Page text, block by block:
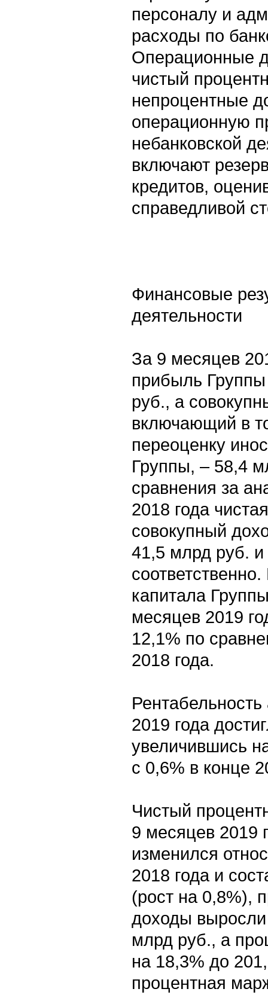
персоналу и
расходы по
Операционные
чистый
непроцентные
операционную
небанковской
включают
кредитов,
справедливой
Финансовые
деятельности
За 9 месяцев
прибыль
руб., а
включающий в
переоценку
Группы, – 58,4
сравнения за
2018 года
совокупный
41,5 млрд руб.
капитала
месяцев 2019
12,1% по
2018 года.
2019 года
увеличившись
с 0,6% в конце
Чистый
9 месяцев 2019
изменился
2018 года и
(рост на 0,8%),
доходы
млрд руб., а
на 18,3% до
процентная